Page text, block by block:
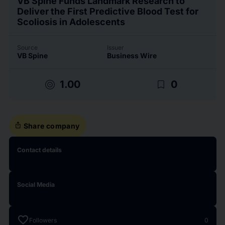
Deliver the First Predictive Blood Test for
Scoliosis in Adolescents
Source
VB Spine
Issuer
Business Wire
target 1.00 bookmark_border 0
ios_share Share company
Contact details
Social Media
favorite Followers 0